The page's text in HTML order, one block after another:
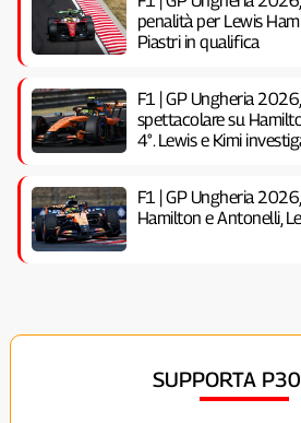
penalità per Lewis
Piastri in qualifica
F1 | GP Ungheria
spettacolare su
4°. Lewis e Kimi
F1 | GP Ungheria
Hamilton e Antonelli,
SUPPORTA